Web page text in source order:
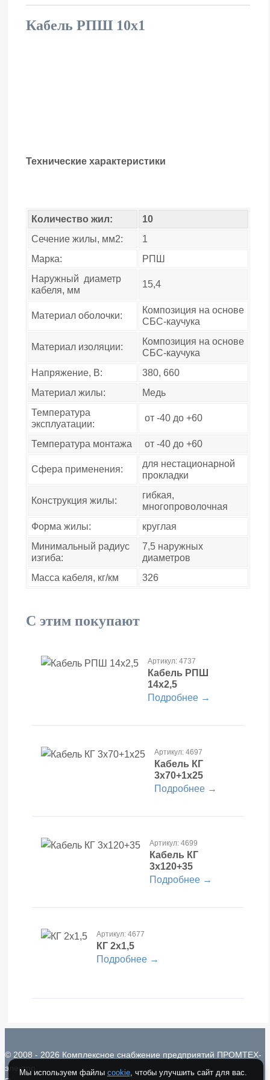
Кабель РПШ 10х1
Технические характеристики
Количество жил:
10
Сечение жилы, мм2:
1
Марка:
РПШ
Наружный диаметр
кабеля, мм
15,4
Материал оболочки:
Композиция на основе
СБС-каучука
Материал изоляции:
Композиция на основе
СБС-каучука
Напряжение, В:
380, 660
Материал жилы:
Медь
Температура
эксплуатации:
от -40 до +60
Температура монтажа от -40 до +60
Сфера применения:
для нестационарной
прокладки
Конструкция жилы:
гибкая,
многопроволочная
Форма жилы:
круглая
Минимальный радиус
изгиба:
7,5 наружных
диаметров
Масса кабеля, кг/км
326
С этим покупают
Артикул: 4737
Кабель РПШ
14х2,5
Подробнее →
Артикул: 4697
Кабель КГ
3х70+1х25
Подробнее →
Артикул: 4699
Кабель КГ
3х120+35
Подробнее →
Артикул: 4677
КГ 2х1,5
Подробнее →
© 2008 - 2026 Комплексное снабжение предприятий ПРОМТЕХ-
электроМы используем файлы cookie, чтобы улучшить сайт для вас.